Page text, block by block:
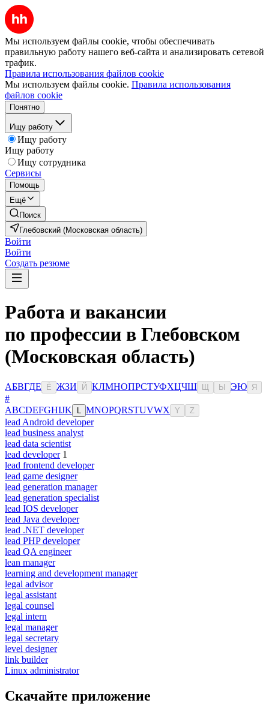
Мы используем файлы cookie, чтобы обеспечивать
правильную работу нашего веб-сайта и анализировать сетевой
трафик.
Правила использования файлов cookie
Мы используем файлы cookie. Правила использования
файлов cookie
Понятно
Ищу работу
Ищу работу
Ищу работу
Ищу сотрудника
Сервисы
Помощь
Ещё
Поиск
Глебовский (Московская область)
Войти
Войти
Создать резюме
Работа и вакансии
по профессии в Глебовском
(Московская область)
АБВГДЕ Ё ЖЗИ Й КЛМНОПРСТУФХЦЧШ Ы ЭЮ Я
#
ABCDEFGHIJK MNOPQRSTUVWX Y Z
lead Android developer
lead business analyst
lead data scientist
lead developer 1
lead frontend developer
lead game designer
lead generation manager
lead generation specialist
lead IOS developer
lead Java developer
lead .NET developer
lead PHP developer
lead QA engineer
lean manager
learning and development manager
legal advisor
legal assistant
legal counsel
legal intern
legal manager
legal secretary
level designer
link builder
Linux administrator
Скачайте приложение